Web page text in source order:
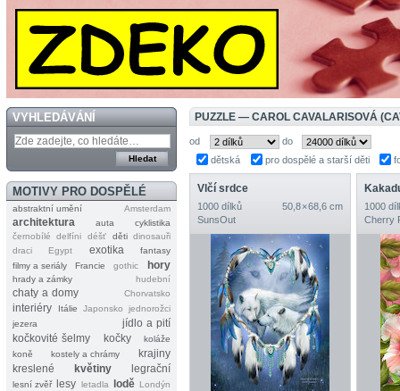
VYHLEDÁVÁNÍ
MOTIVY PRO DOSPĚLÉ
abstraktní umění Amsterdam
architektura auta
cyklistika
černobílé
delfíni déšť děti dinosauři
draci
Egypt exotika
fantasy
filmy a seriály
Francie gothic hory
hrady a zámky hudební
chaty a domy Chorvatsko
interiéry Itálie Japonsko
jednorožci
jezera
jídlo a pití
kočkovité šelmy
kočky
koláže
koně
kostely a chrámy
krajiny
kreslené
květiny legrační
lesní zvěř lesy letadla lodě Londýn
PUZZLE — CAROL CAVALARISOVÁ
od
do
dětská
pro dospělé a starší děti
Vlčí srdce
1000 dílků
50,8 × 68,6 cm
SunsOut
1000
Cherry